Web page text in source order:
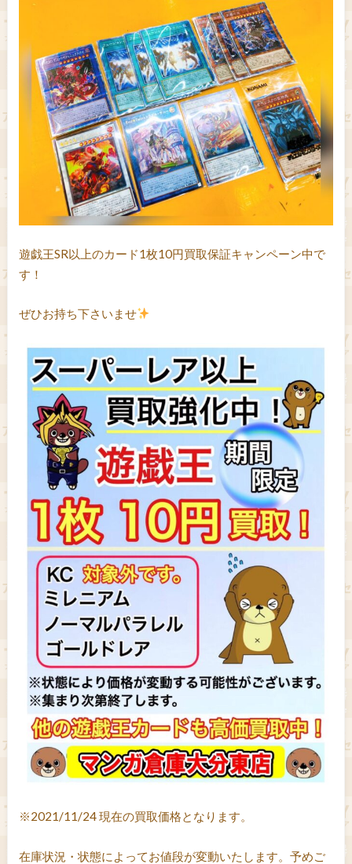
遊戯王SR以上のカード1枚10円買取保証キャンペーン中で
す！
ぜひお持ち下さいませ
※2021/11/24 現在の買取価格となります。
在庫状況・状態によってお値段が変動いたします。予めご